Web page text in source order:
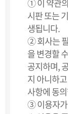
① 이 약관
시판 또는
생됩니다.
② 회사는
을 변경할
공지하며,
지 아니하
사항에 동
③ 이용자가